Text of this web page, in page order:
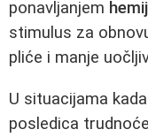
ponavljanjem
stimulus za
pliće i manje
U situacijama
posledica